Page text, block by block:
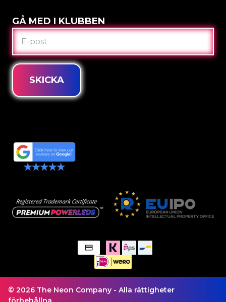
GÅ MED I KLUBBEN
E-
POST
SKICKA
© 2026 The Neon Company - Alla rättigheter